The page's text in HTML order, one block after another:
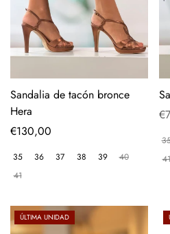
Sandalia de tacón bronce
Hera
Precio
€130,00
35 36 37 38 39
40
41
de
41
ÚLTIMA UNIDAD